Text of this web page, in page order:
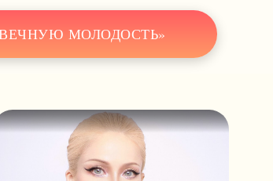
МОЛОДОСТЬ»